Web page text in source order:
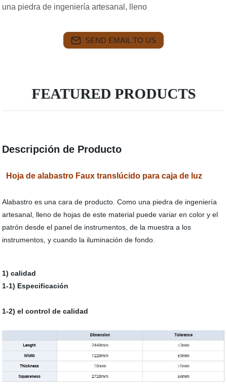
una piedra de ingeniería artesanal, lleno
SEND EMAIL TO US
FEATURED PRODUCTS
Descripción de Producto
Hoja de alabastro Faux translúcido para caja de luz
Alabastro es una cara de producto. Como una piedra de ingeniería
artesanal, lleno de hojas de este material puede variar en color y el
patrón desde el panel de instrumentos, de la muestra a los
instrumentos, y cuando la iluminación de fondo.
1) calidad
1-1) Especificación
1-2) el control de calidad